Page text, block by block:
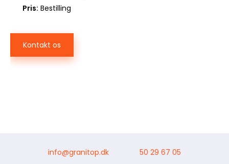
Pris: Bestilling
Kontakt os
info@granitop.dk 50 29 67 05